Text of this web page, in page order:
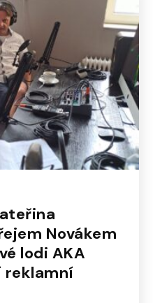
Novákem
lodi AKA
reklamní